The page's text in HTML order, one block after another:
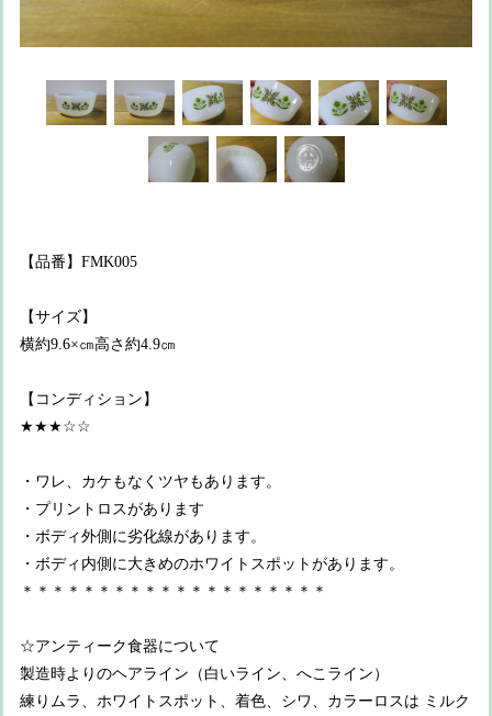
【品番】FMK005
【サイズ】
横約9.6×㎝高さ約4.9㎝
【コンディション】
★★★☆☆
・ワレ、カケもなくツヤもあります。
・プリントロスがあります
・ボディ外側に劣化線があります。
・ボディ内側に大きめのホワイトスポットがあります。
＊＊＊＊＊＊＊＊＊＊＊＊＊＊＊＊＊＊＊＊
☆アンティーク食器について
製造時よりのヘアライン（白いライン、へこライン）
練りムラ、ホワイトスポット、着色、シワ、カラーロスは ミルク